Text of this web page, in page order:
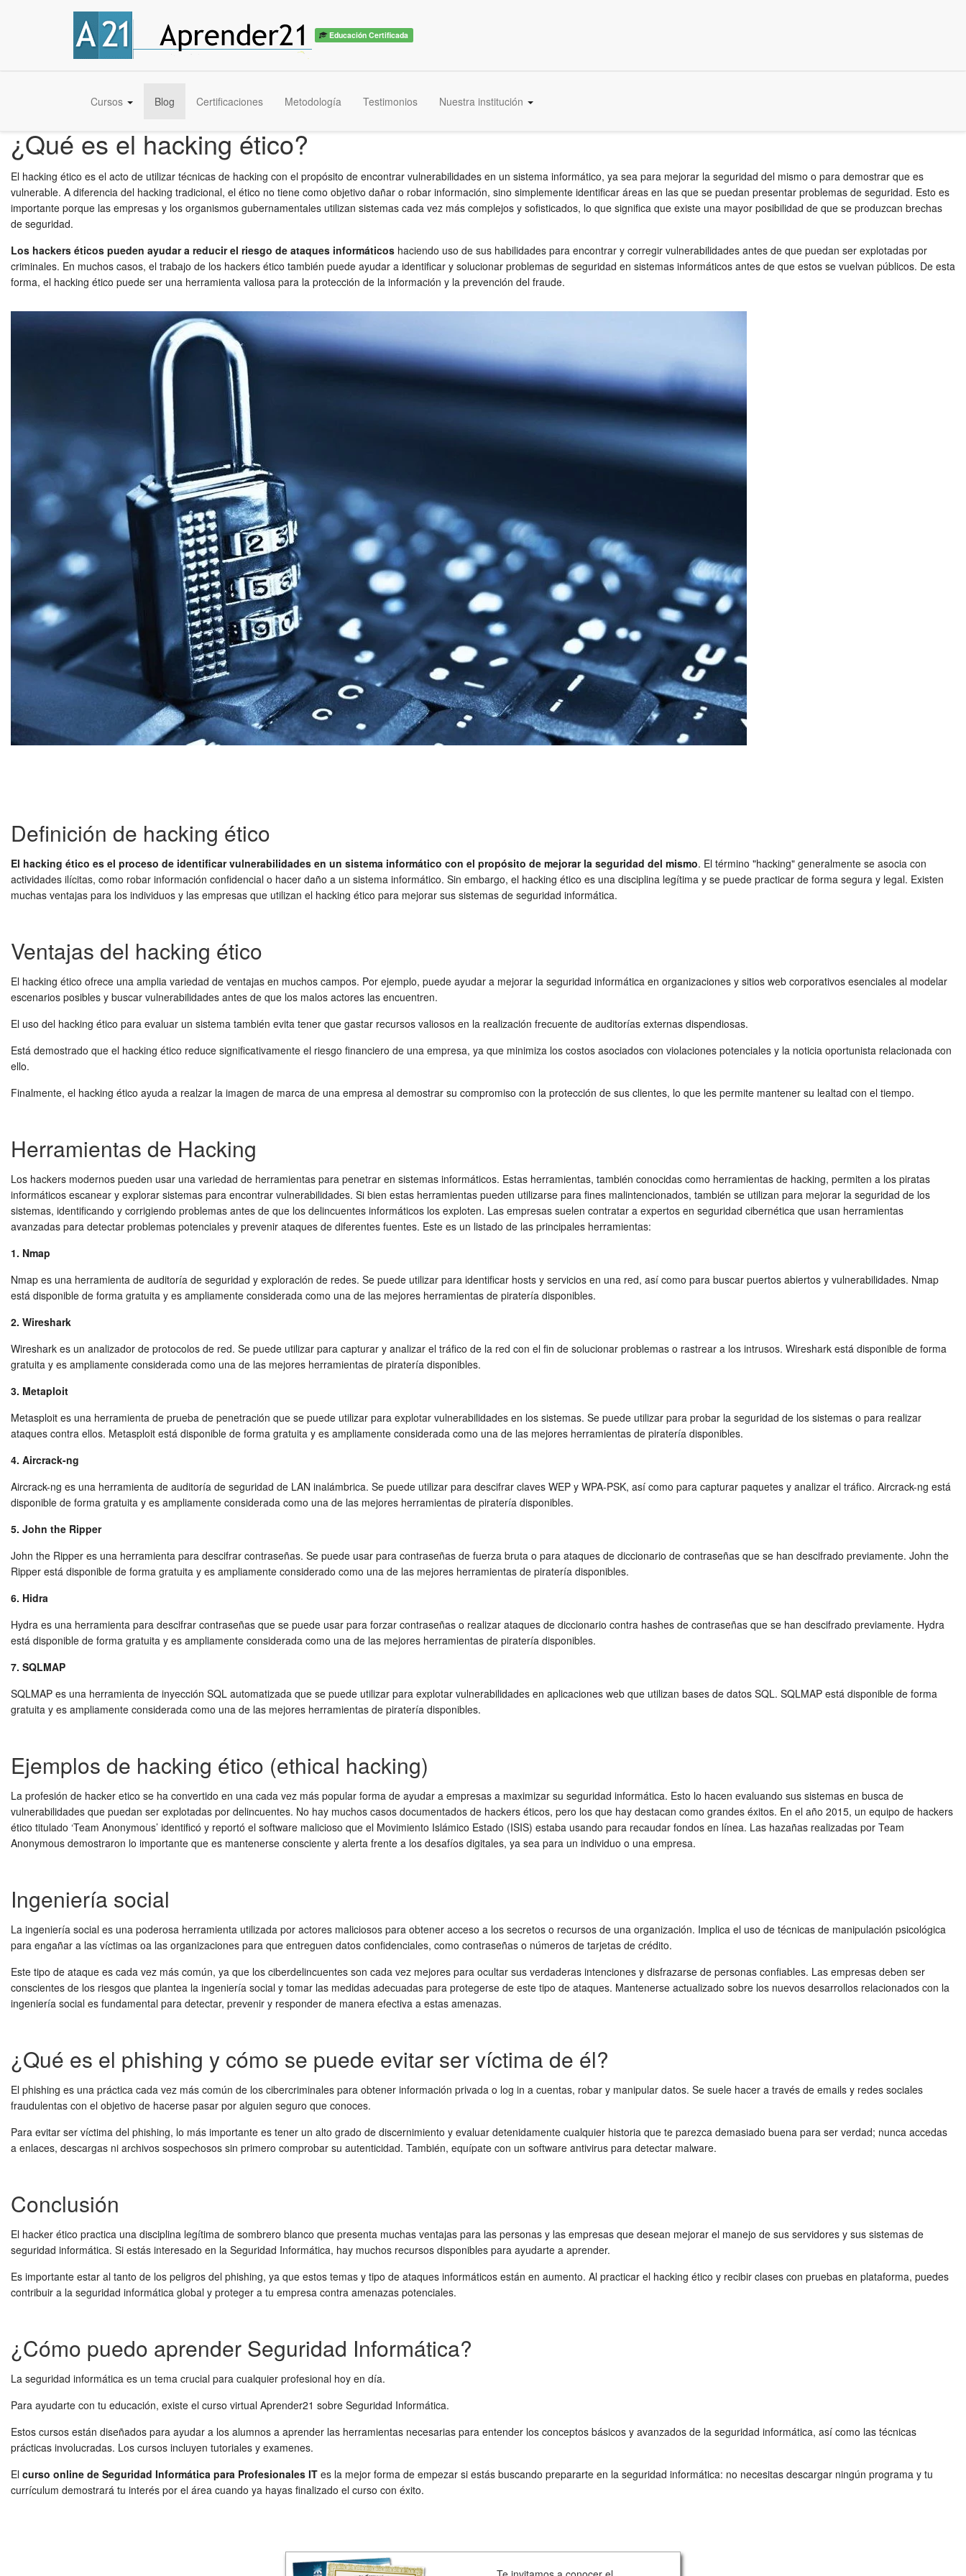
Educación Certificada
Cursos Blog Certificaciones Metodología Testimonios Nuestra institución
¿Qué es el hacking ético?
El hacking ético es el acto de utilizar técnicas de hacking con el propósito de encontrar vulnerabilidades en un sistema informático, ya sea para mejorar la seguridad del mismo o para demostrar que es
vulnerable. A diferencia del hacking tradicional, el ético no tiene como objetivo dañar o robar información, sino simplemente identificar áreas en las que se puedan presentar problemas de seguridad. Esto es
importante porque las empresas y los organismos gubernamentales utilizan sistemas cada vez más complejos y sofisticados, lo que significa que existe una mayor posibilidad de que se produzcan brechas
de seguridad.
Los hackers éticos pueden ayudar a reducir el riesgo de ataques informáticos haciendo uso de sus habilidades para encontrar y corregir vulnerabilidades antes de que puedan ser explotadas por
criminales. En muchos casos, el trabajo de los hackers ético también puede ayudar a identificar y solucionar problemas de seguridad en sistemas informáticos antes de que estos se vuelvan públicos. De esta
forma, el hacking ético puede ser una herramienta valiosa para la protección de la información y la prevención del fraude.
Definición de hacking ético
El hacking ético es el proceso de identificar vulnerabilidades en un sistema informático con el propósito de mejorar la seguridad del mismo. El término "hacking" generalmente se asocia con
actividades ilícitas, como robar información confidencial o hacer daño a un sistema informático. Sin embargo, el hacking ético es una disciplina legítima y se puede practicar de forma segura y legal. Existen
muchas ventajas para los individuos y las empresas que utilizan el hacking ético para mejorar sus sistemas de seguridad informática.
Ventajas del hacking ético
El hacking ético ofrece una amplia variedad de ventajas en muchos campos. Por ejemplo, puede ayudar a mejorar la seguridad informática en organizaciones y sitios web corporativos esenciales al modelar
escenarios posibles y buscar vulnerabilidades antes de que los malos actores las encuentren.
El uso del hacking ético para evaluar un sistema también evita tener que gastar recursos valiosos en la realización frecuente de auditorías externas dispendiosas.
Está demostrado que el hacking ético reduce significativamente el riesgo financiero de una empresa, ya que minimiza los costos asociados con violaciones potenciales y la noticia oportunista relacionada con
ello.
Finalmente, el hacking ético ayuda a realzar la imagen de marca de una empresa al demostrar su compromiso con la protección de sus clientes, lo que les permite mantener su lealtad con el tiempo.
Herramientas de Hacking
Los hackers modernos pueden usar una variedad de herramientas para penetrar en sistemas informáticos. Estas herramientas, también conocidas como herramientas de hacking, permiten a los piratas
informáticos escanear y explorar sistemas para encontrar vulnerabilidades. Si bien estas herramientas pueden utilizarse para fines malintencionados, también se utilizan para mejorar la seguridad de los
sistemas, identificando y corrigiendo problemas antes de que los delincuentes informáticos los exploten. Las empresas suelen contratar a expertos en seguridad cibernética que usan herramientas
avanzadas para detectar problemas potenciales y prevenir ataques de diferentes fuentes. Este es un listado de las principales herramientas:
1. Nmap
Nmap es una herramienta de auditoría de seguridad y exploración de redes. Se puede utilizar para identificar hosts y servicios en una red, así como para buscar puertos abiertos y vulnerabilidades. Nmap
está disponible de forma gratuita y es ampliamente considerada como una de las mejores herramientas de piratería disponibles.
2. Wireshark
Wireshark es un analizador de protocolos de red. Se puede utilizar para capturar y analizar el tráfico de la red con el fin de solucionar problemas o rastrear a los intrusos. Wireshark está disponible de forma
gratuita y es ampliamente considerada como una de las mejores herramientas de piratería disponibles.
3. Metaploit
Metasploit es una herramienta de prueba de penetración que se puede utilizar para explotar vulnerabilidades en los sistemas. Se puede utilizar para probar la seguridad de los sistemas o para realizar
ataques contra ellos. Metasploit está disponible de forma gratuita y es ampliamente considerada como una de las mejores herramientas de piratería disponibles.
4. Aircrack-ng
Aircrack-ng es una herramienta de auditoría de seguridad de LAN inalámbrica. Se puede utilizar para descifrar claves WEP y WPA-PSK, así como para capturar paquetes y analizar el tráfico. Aircrack-ng está
disponible de forma gratuita y es ampliamente considerada como una de las mejores herramientas de piratería disponibles.
5. John the Ripper
John the Ripper es una herramienta para descifrar contraseñas. Se puede usar para contraseñas de fuerza bruta o para ataques de diccionario de contraseñas que se han descifrado previamente. John the
Ripper está disponible de forma gratuita y es ampliamente considerado como una de las mejores herramientas de piratería disponibles.
6. Hidra
Hydra es una herramienta para descifrar contraseñas que se puede usar para forzar contraseñas o realizar ataques de diccionario contra hashes de contraseñas que se han descifrado previamente. Hydra
está disponible de forma gratuita y es ampliamente considerada como una de las mejores herramientas de piratería disponibles.
7. SQLMAP
SQLMAP es una herramienta de inyección SQL automatizada que se puede utilizar para explotar vulnerabilidades en aplicaciones web que utilizan bases de datos SQL. SQLMAP está disponible de forma
gratuita y es ampliamente considerada como una de las mejores herramientas de piratería disponibles.
Ejemplos de hacking ético (ethical hacking)
La profesión de hacker etico se ha convertido en una cada vez más popular forma de ayudar a empresas a maximizar su seguridad informática. Esto lo hacen evaluando sus sistemas en busca de
vulnerabilidades que puedan ser explotadas por delincuentes. No hay muchos casos documentados de hackers éticos, pero los que hay destacan como grandes éxitos. En el año 2015, un equipo de hackers
ético titulado ‘Team Anonymous’ identificó y reportó el software malicioso que el Movimiento Islámico Estado (ISIS) estaba usando para recaudar fondos en línea. Las hazañas realizadas por Team
Anonymous demostraron lo importante que es mantenerse consciente y alerta frente a los desafíos digitales, ya sea para un individuo o una empresa.
Ingeniería social
La ingeniería social es una poderosa herramienta utilizada por actores maliciosos para obtener acceso a los secretos o recursos de una organización. Implica el uso de técnicas de manipulación psicológica
para engañar a las víctimas oa las organizaciones para que entreguen datos confidenciales, como contraseñas o números de tarjetas de crédito.
Este tipo de ataque es cada vez más común, ya que los ciberdelincuentes son cada vez mejores para ocultar sus verdaderas intenciones y disfrazarse de personas confiables. Las empresas deben ser
conscientes de los riesgos que plantea la ingeniería social y tomar las medidas adecuadas para protegerse de este tipo de ataques. Mantenerse actualizado sobre los nuevos desarrollos relacionados con la
ingeniería social es fundamental para detectar, prevenir y responder de manera efectiva a estas amenazas.
¿Qué es el phishing y cómo se puede evitar ser víctima de él?
El phishing es una práctica cada vez más común de los cibercriminales para obtener información privada o log in a cuentas, robar y manipular datos. Se suele hacer a través de emails y redes sociales
fraudulentas con el objetivo de hacerse pasar por alguien seguro que conoces.
Para evitar ser víctima del phishing, lo más importante es tener un alto grado de discernimiento y evaluar detenidamente cualquier historia que te parezca demasiado buena para ser verdad; nunca accedas
a enlaces, descargas ni archivos sospechosos sin primero comprobar su autenticidad. También, equípate con un software antivirus para detectar malware.
Conclusión
El hacker ético practica una disciplina legítima de sombrero blanco que presenta muchas ventajas para las personas y las empresas que desean mejorar el manejo de sus servidores y sus sistemas de
seguridad informática. Si estás interesado en la Seguridad Informática, hay muchos recursos disponibles para ayudarte a aprender.
Es importante estar al tanto de los peligros del phishing, ya que estos temas y tipo de ataques informáticos están en aumento. Al practicar el hacking ético y recibir clases con pruebas en plataforma, puedes
contribuir a la seguridad informática global y proteger a tu empresa contra amenazas potenciales.
¿Cómo puedo aprender Seguridad Informática?
La seguridad informática es un tema crucial para cualquier profesional hoy en día.
Para ayudarte con tu educación, existe el curso virtual Aprender21 sobre Seguridad Informática.
Estos cursos están diseñados para ayudar a los alumnos a aprender las herramientas necesarias para entender los conceptos básicos y avanzados de la seguridad informática, así como las técnicas
prácticas involucradas. Los cursos incluyen tutoriales y examenes.
El curso online de Seguridad Informática para Profesionales IT es la mejor forma de empezar si estás buscando prepararte en la seguridad informática: no necesitas descargar ningún programa y tu
currículum demostrará tu interés por el área cuando ya hayas finalizado el curso con éxito.